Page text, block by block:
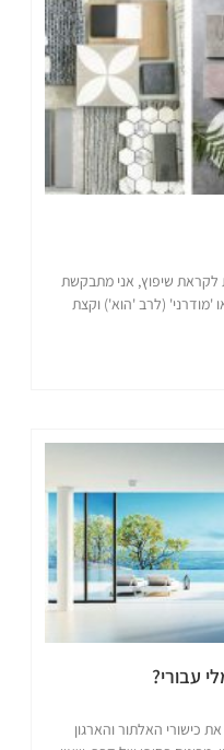
לקראת שיפוץ, אני מתבקשת
'מודרני' (לרב 'הוא') וקצת
עבורי?
כישורי האלתור והארגון